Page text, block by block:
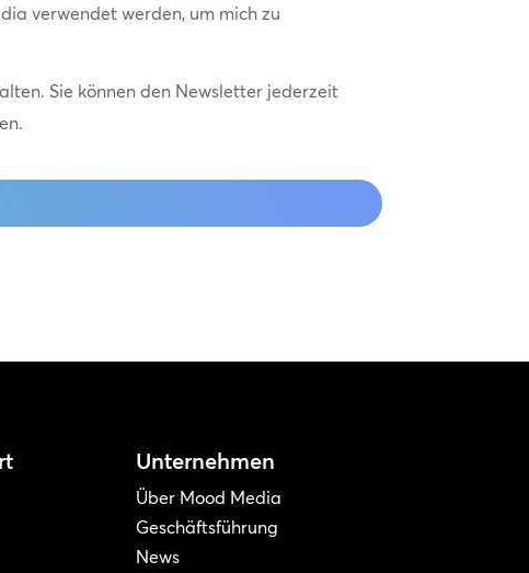
verwendet werden, um mich zu
Sie können den Newsletter jederzeit
Unternehmen
Über Mood Media
Geschäftsführung
News